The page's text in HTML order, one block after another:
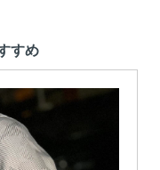
すめ